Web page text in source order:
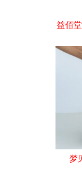
益佰
梦